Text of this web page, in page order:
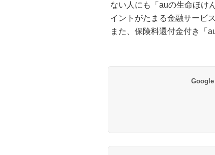
ない人にも「auの生命ほけ
イントがたまる金融サービ
また、保険料還付金付き「
Google